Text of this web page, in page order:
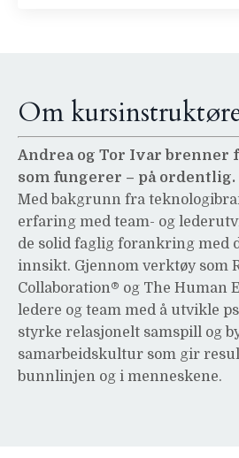
Om
Andrea og Tor Ivar brenner
som fungerer – på ordentlig.
Med bakgrunn fra
erfaring med team- og
de solid faglig forankring med
innsikt. Gjennom verktøy som
Collaboration® og The Human
ledere og team med å utvikle
styrke relasjonelt samspill og
samarbeidskultur som gir
bunnlinjen og i menneskene.